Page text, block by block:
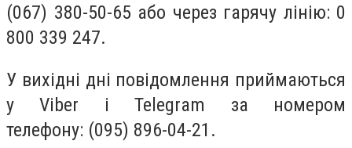
(067) 380-50-65 або через гарячу лінію: 0
800 339 247.
У вихідні дні повідомлення приймаються
у Viber і Telegram за номером
телефону: (095) 896-04-21 .